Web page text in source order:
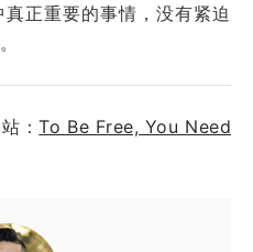
正重要的事情，没有紧迫
：To Be Free, You Need